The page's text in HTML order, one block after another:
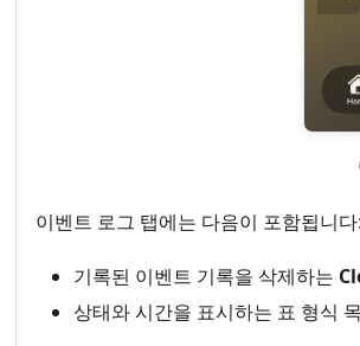
이벤트 로그 탭에는 다음이 포함됩니다:
기록된 이벤트 기록을 삭제하는
상태와 시간을 표시하는 표 형식